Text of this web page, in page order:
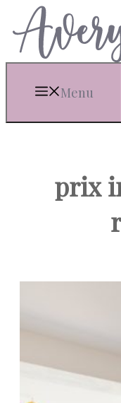
Aller
au
contenu
Menu
prix